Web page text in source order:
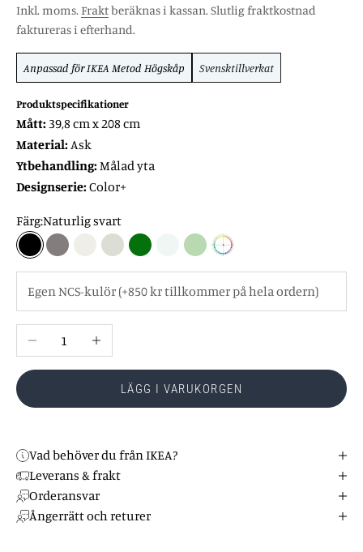
Inkl. moms.Fraktberäknas i kassan. Slutlig fraktkostnad
faktureras i efterhand.
Anpassad förIKEA Metod Högskåp Svensktillverkat
Produktspecifikationer
Mått:39,8 cm x 208 cm
Material:Ask
Ytbehandling:Målad yta
Designserie:Color+
Färg:Naturlig svart
Naturlig svart
FormSommarsnö
KalkPalmettoLätthetPale linden
Egen NCS
Minska antal Öka antal
LÄGG I VARUKORGEN
Vad behöver du från IKEA?
Leverans & frakt
Orderansvar
Ångerrätt och returer